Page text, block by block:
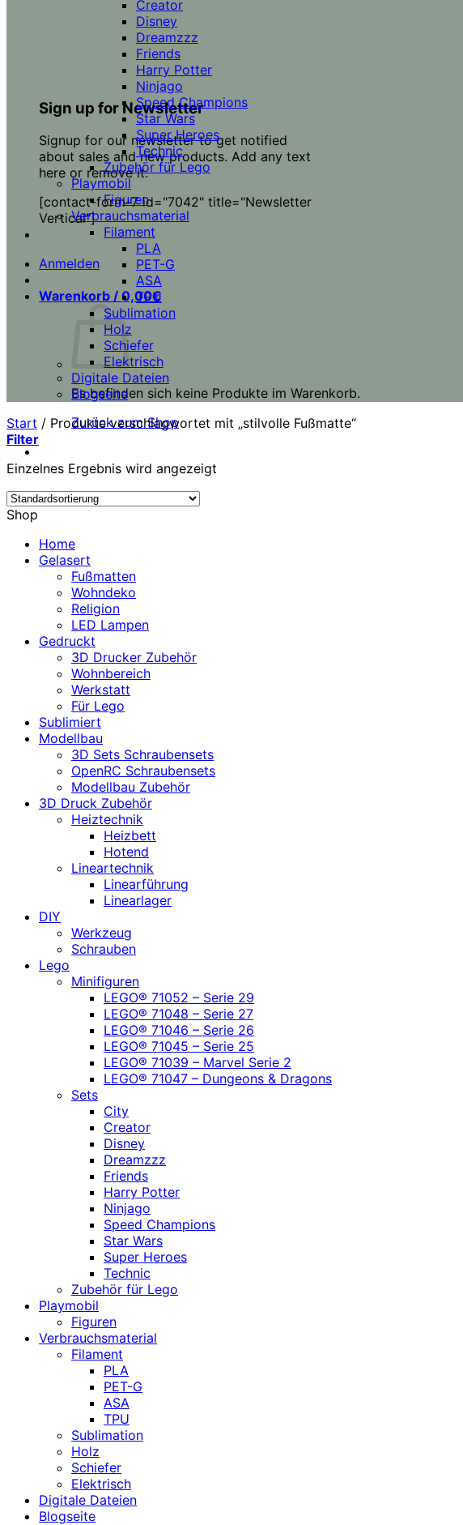
Sign up for Newsletter
Signup for our newsletter to get notified
about sales and new products. Add any text
here or remove it.
[contact-form-7 id="7042" title="Newsletter
Vertical"]
Anmelden
Warenkorb / 0,00€
Es befinden sich keine Produkte im Warenkorb.
Zurück zum Shop
Creator
Disney
Dreamzzz
Friends
Harry Potter
Ninjago
Speed Champions
Star Wars
Super Heroes
Technic
Zubehör für Lego
Playmobil
Figuren
Verbrauchsmaterial
Filament
PLA
PET-G
ASA
TPU
Sublimation
Holz
Schiefer
Elektrisch
Digitale Dateien
Blogseite
Start / Produkte verschlagwortet mit „stilvolle Fußmatte“
Filter
Einzelnes Ergebnis wird angezeigt
Shop
Home
Gelasert
Fußmatten
Wohndeko
Religion
LED Lampen
Gedruckt
3D Drucker Zubehör
Wohnbereich
Werkstatt
Für Lego
Sublimiert
Modellbau
3D Sets Schraubensets
OpenRC Schraubensets
Modellbau Zubehör
3D Druck Zubehör
Heiztechnik
Heizbett
Hotend
Lineartechnik
Linearführung
Linearlager
DIY
Werkzeug
Schrauben
Lego
Minifiguren
LEGO® 71052 – Serie 29
LEGO® 71048 – Serie 27
LEGO® 71046 – Serie 26
LEGO® 71045 – Serie 25
LEGO® 71039 – Marvel Serie 2
LEGO® 71047 – Dungeons & Dragons
Sets
City
Creator
Disney
Dreamzzz
Friends
Harry Potter
Ninjago
Speed Champions
Star Wars
Super Heroes
Technic
Zubehör für Lego
Playmobil
Figuren
Verbrauchsmaterial
Filament
PLA
PET-G
ASA
TPU
Sublimation
Holz
Schiefer
Elektrisch
Digitale Dateien
Blogseite